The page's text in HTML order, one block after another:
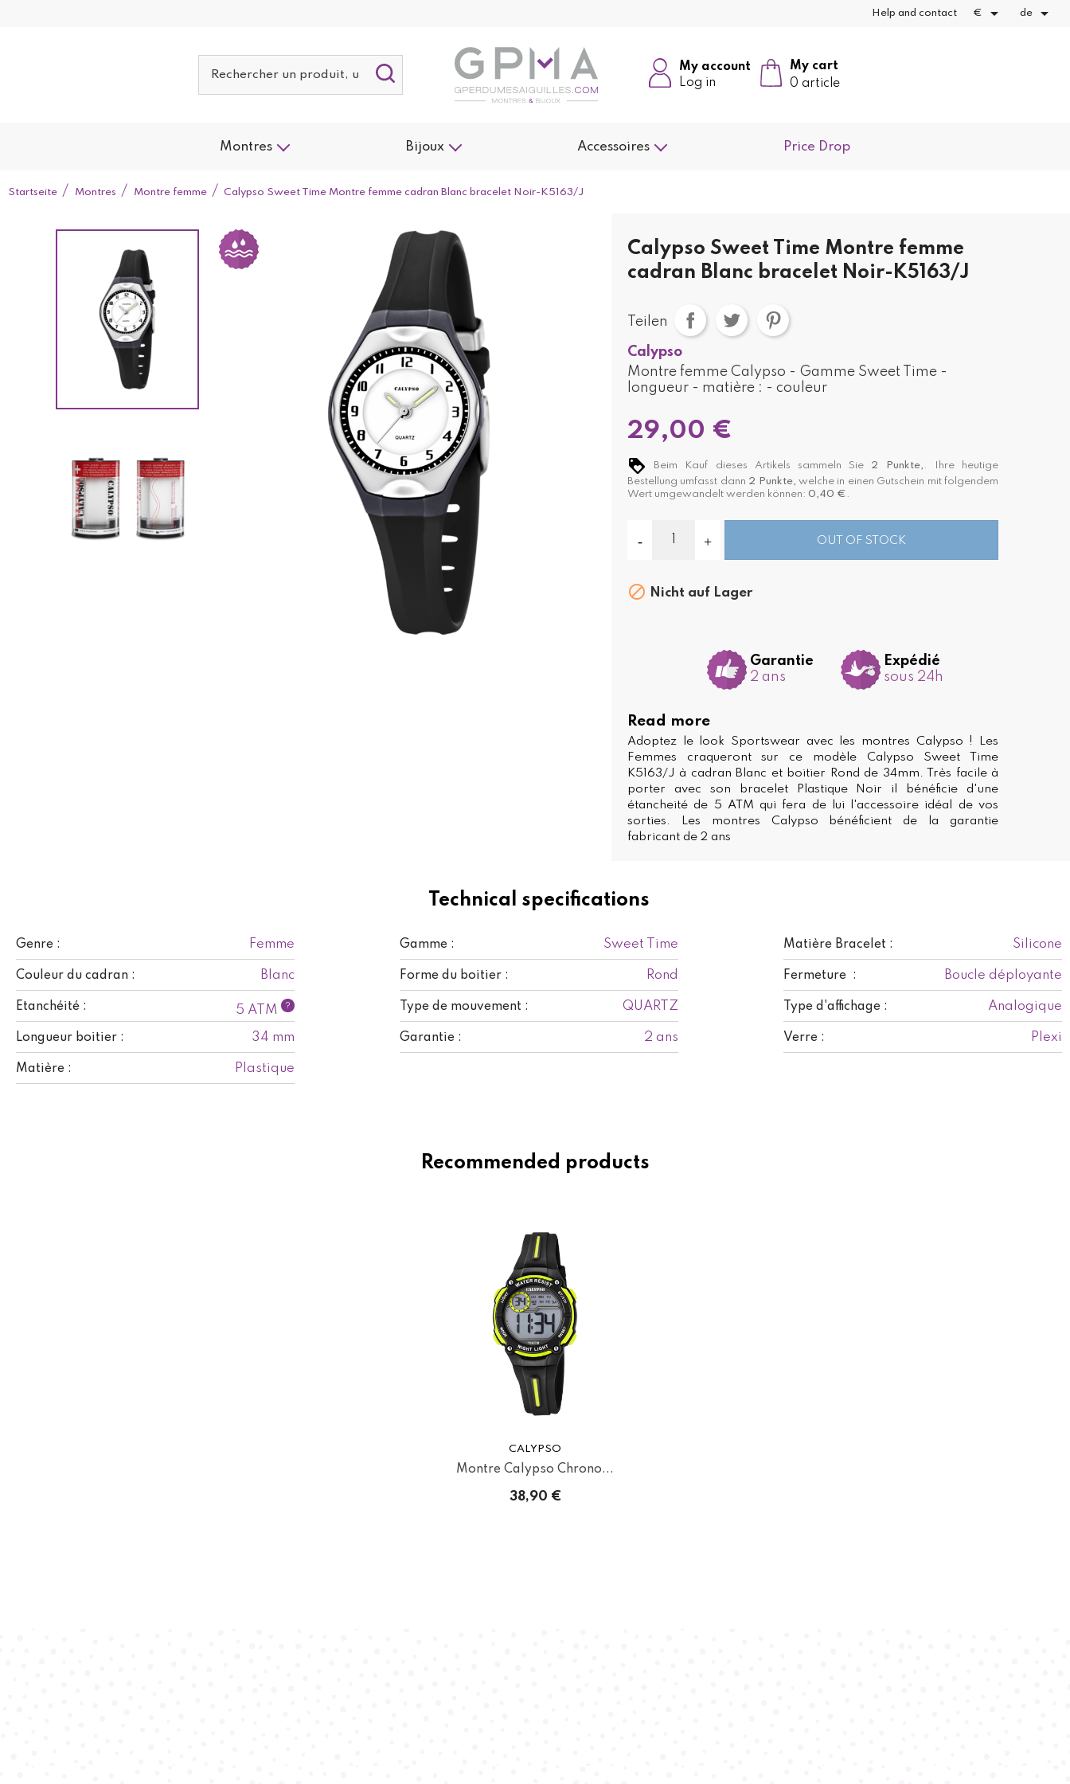
Help and contact €  de 
My cart
0 article
My account
Log in
Montres Bijoux Accessoires Price Drop
Startseite Montres Montre femme Calypso Sweet Time Montre femme cadran Blanc bracelet Noir-K5163/J
Technical specifications
Genre : Femme Gamme : Sweet Time Matière Bracelet : Silicone
Couleur du cadran : Blanc Forme du boitier : Rond Fermeture : Boucle déployante
Etanchéité : 5 ATM ? Type de mouvement : QUARTZ Type d'affichage : Analogique
Longueur boitier : 34 mm Garantie : 2 ans Verre : Plexi
Matière : Plastique
Calypso Sweet Time Montre femme
cadran Blanc bracelet Noir-K5163/J
Teilen
Calypso
Montre femme Calypso - Gamme Sweet Time -
longueur - matière : - couleur
29,00 €
Beim Kauf dieses Artikels sammeln Sie 2 Punkte, . Ihre heutige
Bestellung umfasst dann 2 Punkte, welche in einen Gutschein mit folgendem
Wert umgewandelt werden können: 0,40 € .
OUT OF STOCK
 Nicht auf Lager
Garantie
2 ans
Expédié
sous 24h
Read more
Adoptez le look Sportswear avec les montres Calypso ! Les
Femmes craqueront sur ce modèle Calypso Sweet Time
K5163/J à cadran Blanc et boitier Rond de 34mm. Très facile à
porter avec son bracelet Plastique Noir il bénéficie d'une
étancheité de 5 ATM qui fera de lui l'accessoire idéal de vos
sorties. Les montres Calypso bénéficient de la garantie
fabricant de 2 ans
Recommended products
CALYPSO
Montre Calypso Chrono...
38,90 €